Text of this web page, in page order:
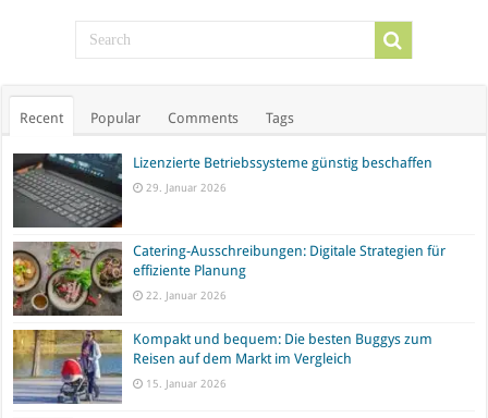
Recent Popular Comments Tags
Lizenzierte Betriebssysteme günstig beschaffen
29. Januar 2026
Catering-Ausschreibungen: Digitale Strategien für
effiziente Planung
22. Januar 2026
Kompakt und bequem: Die besten Buggys zum
Reisen auf dem Markt im Vergleich
15. Januar 2026